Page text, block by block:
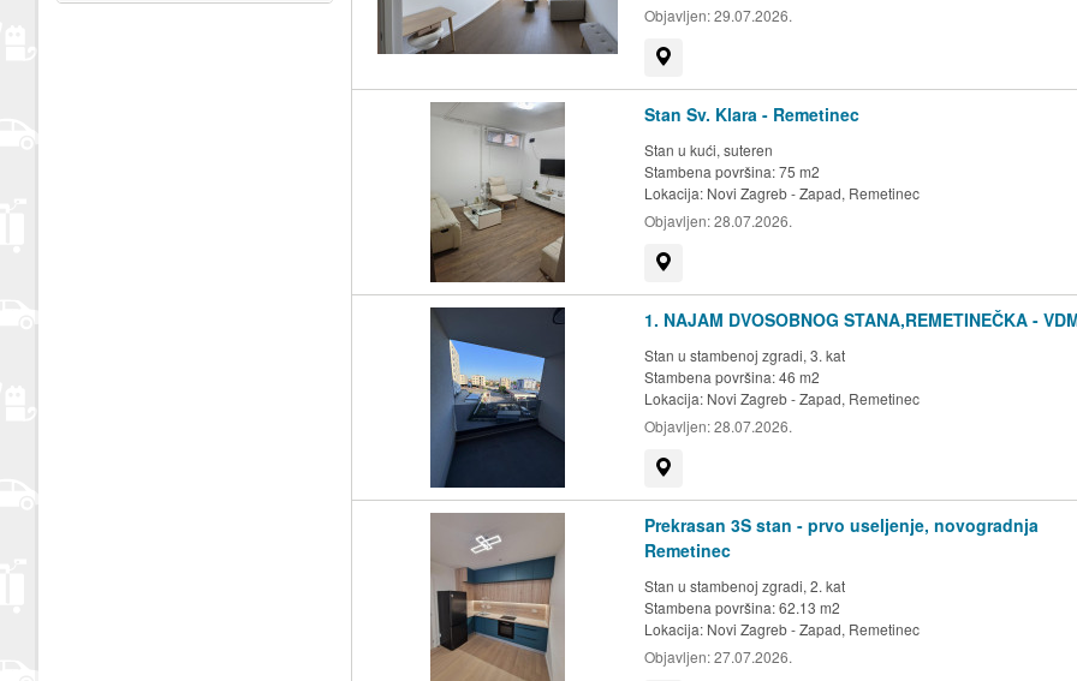
Objavljen:29.07.2026.
Stan Sv. Klara - Remetinec
Stan u kući, suteren
Stambena površina: 75 m2
Lokacija: Novi Zagreb - Zapad, Remetinec
Objavljen:28.07.2026.
1. NAJAM DVOSOBNOG STANA,REMETINEČKA -
Stan u stambenoj zgradi, 3. kat
Stambena površina: 46 m2
Lokacija: Novi Zagreb - Zapad, Remetinec
Objavljen:28.07.2026.
Prekrasan 3S stan - prvo useljenje, novogradnja
Remetinec
Stan u stambenoj zgradi, 2. kat
Stambena površina: 62.13 m2
Lokacija: Novi Zagreb - Zapad, Remetinec
Objavljen:27.07.2026.